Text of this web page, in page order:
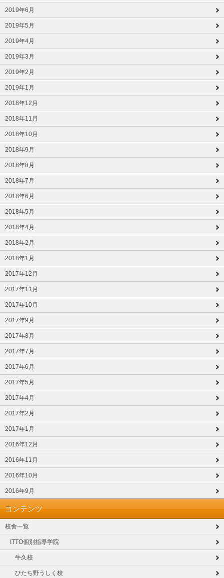
2019年6月
2019年5月
2019年4月
2019年3月
2019年2月
2019年1月
2018年12月
2018年11月
2018年10月
2018年9月
2018年8月
2018年7月
2018年6月
2018年5月
2018年4月
2018年2月
2018年1月
2017年12月
2017年11月
2017年10月
2017年9月
2017年8月
2017年7月
2017年6月
2017年5月
2017年4月
2017年2月
2017年1月
2016年12月
2016年11月
2016年10月
2016年9月
コンテンツ
校舎一覧
ITTO個別指導学院
牛久校
ひたち野うしく校